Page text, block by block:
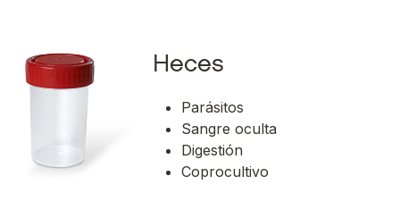
Heces
Parásitos
Sangre oculta
Digestión
Coprocultivo